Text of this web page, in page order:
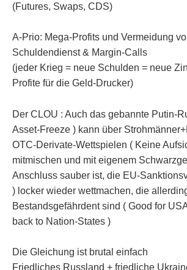
(Futures, Swaps, CDS)
A-Prio: Mega-Profits und Vermeidung
Schuldendienst & Margin-Calls
(jeder Krieg = neue Schulden = neue
Profite für die Geld-Drucker)
Der CLOU : Auch das gebannte Putin-
Asset-Freeze ) kann über
OTC-Derivate-Wettspielen ( Keine
mitmischen und mit eigenem
Anschluss sauber ist, die EU-
) locker wieder wettmachen, die
Bestandsgefährdent sind ( Good for
back to Nation-States )
Die Gleichung ist brutal einfach
Friedliches Russland + friedliche